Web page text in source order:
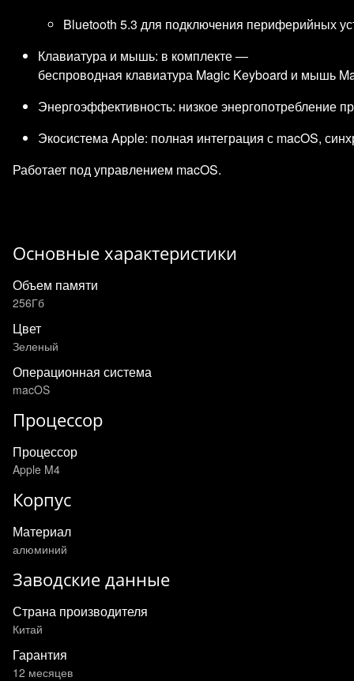
Bluetooth 5.3 для подключения периферийных
Клавиатура и мышь: в комплекте —
беспроводная клавиатура Magic Keyboard и мышь
Энергоэффективность: низкое энергопотребление
Экосистема Apple: полная интеграция с macOS,
Работает под управлением macOS.
Основные характеристики
Объем памяти
256Гб
Цвет
Зеленый
Операционная система
macOS
Процессор
Процессор
Apple M4
Корпус
Материал
алюминий
Заводские данные
Страна производителя
Китай
Гарантия
12 месяцев